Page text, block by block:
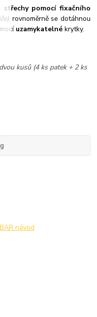
střechy pomocí fixačního
, rovnoměrně se dotáhnou
uzamykatelné krytky.
kusů (4 ks patek + 2 ks
návod